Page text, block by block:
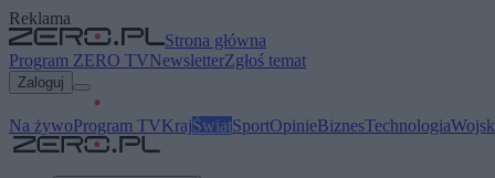
Reklama
Strona główna
Program ZERO TVNewsletterZgłoś temat
Zaloguj
Na żywoProgram TVKrajŚwiatSportOpinieBiznesTechnologia